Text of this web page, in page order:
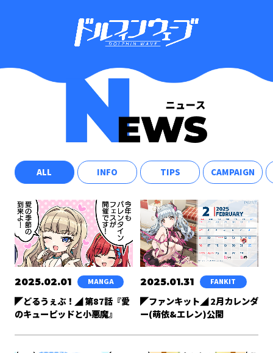
ALL INFO TIPS CAMPAIGN
2025.02.01 MANGA
◤どるうぇぶ！◢ 第87話『愛
のキューピッドと小悪魔』
2025.01.31 FANKIT
◤ファンキット◢ 2月カレンダ
ー(萌依&エレン)公開